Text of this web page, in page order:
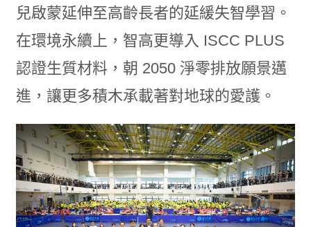
兒啟蒙延伸至高齡長者的延緩失智學習。
在環境永續上，智高更導入 ISCC PLUS
認證生質材料，朝 2050 淨零排放願景邁
進，讓更多積木承載著對地球的愛護。